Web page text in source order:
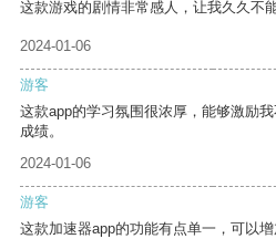
这款游戏的剧情非常感人，让我久久不能
2024-01-06
游客
这款app的学习氛围很浓厚，能够激励
成绩。
2024-01-06
游客
这款加速器app的功能有点单一，可以